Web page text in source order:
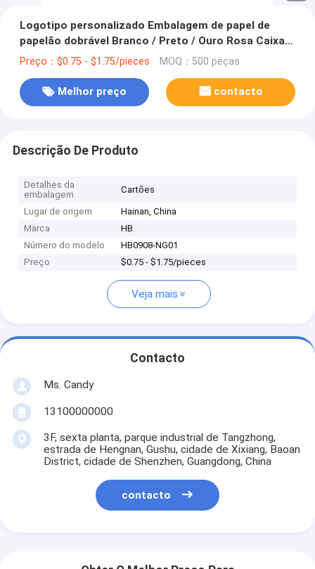
Logotipo personalizado Embalagem de papel de
papelão dobrável Branco / Preto / Ouro Rosa Caixa
de presente magnética de luxo com fecho de fita
Preço：$0.75 - $1.75/pieces MOQ：500 peças
Melhor preço contacto
Descrição De Produto
Detalhes da
embalagem
Cartões
Lugar de origem
Hainan, China
Marca
HB
Número do modelo
HB0908-NG01
Preço
$0.75 - $1.75/pieces
Veja mais
Contacto
Ms. Candy
13100000000
3F, sexta planta, parque industrial de Tangzhong,
estrada de Hengnan, Gushu, cidade de Xixiang, Baoan
District, cidade de Shenzhen, Guangdong, China
contacto